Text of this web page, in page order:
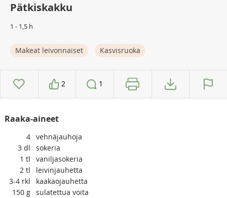
Pätkiskakku
1 - 1,5 h
Makeat leivonnaiset Kasvisruoka
2 1
Raaka-aineet
4 vehnäjauhoja
3 dl
sokeria
1 tl
vaniljasokeria
2 tl
leivinjauhetta
3-4 rkl
kaakaojauhetta
150 g sulatettua voita